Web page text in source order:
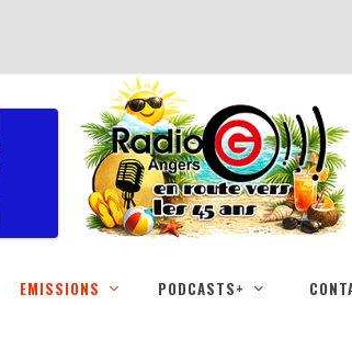
EMISSIONS PODCASTS+